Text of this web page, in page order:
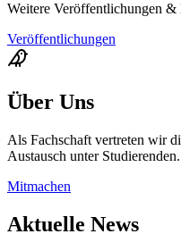
Weitere Veröffentlichungen
Veröffentlichungen
Über Uns
Als Fachschaft vertreten wir
Austausch unter Studierenden.
Mitmachen
Aktuelle News